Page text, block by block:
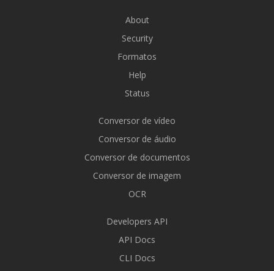
About
Security
Formatos
Help
Status
Conversor de vídeo
Conversor de áudio
Conversor de documentos
Conversor de imagem
OCR
Developers API
API Docs
CLI Docs